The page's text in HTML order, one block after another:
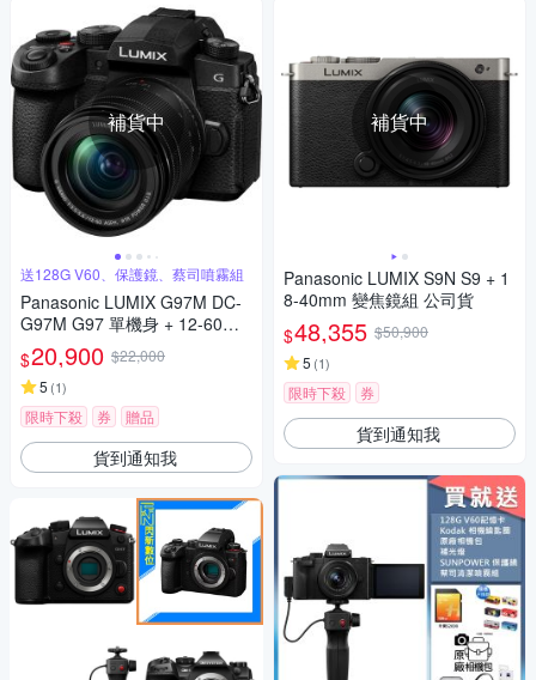
補貨中
送128G V60、保護鏡、蔡司噴霧組
Panasonic LUMIX G97M DC-
G97M G97 單機身 + 12-60mm
變焦鏡組 公司貨
$20,900 $22,000
5 (1)
限時下殺 券 贈品
貨到通知我
補貨中
Panasonic LUMIX S9N S9 + 1
8-40mm 變焦鏡組 公司貨
$48,355 $50,900
5 (1)
限時下殺 券
貨到通知我